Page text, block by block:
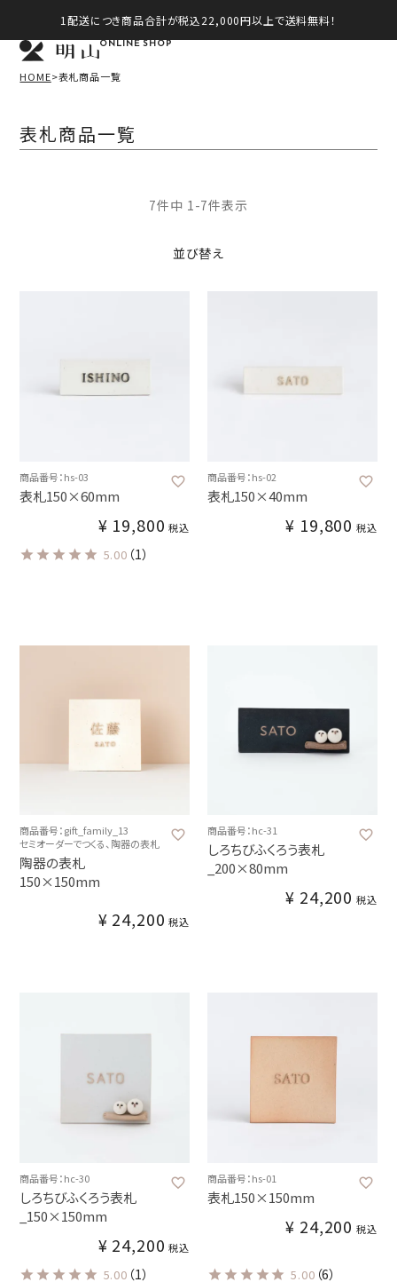
1配送につき商品合計が税込22,000円以上で送料無料！
ONLINE SHOP
HOME 表札商品一覧
表札商品一覧
並び替え
7件中 1 -7件表示
商品番号：hs-03
表札150×60mm
¥ 19,800 税込
5.00 （1）
商品番号：hs-02
表札150×40mm
¥ 19,800 税込
商品番号：gift_family_13
セミオーダーでつくる、陶器の表札
陶器の表札
150×150mm
¥ 24,200 税込
商品番号：hc-31
しろちびふくろう表札
_200×80mm
¥ 24,200 税込
商品番号：hc-30
しろちびふくろう表札
_150×150mm
¥ 24,200 税込
5.00 （1）
商品番号：hs-01
表札150×150mm
¥ 24,200 税込
5.00 （6）